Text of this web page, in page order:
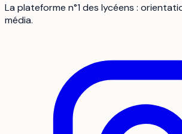
La plateforme n°1 des lycéens :
média.